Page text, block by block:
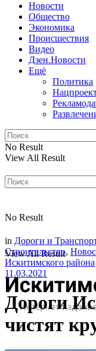
Новости
Общество
Экономика
Происшествия
Видео
Дзен.Новости
Ещё
Политика
No Result
View All Result
No Result
View All Result
in Дороги и
Строительство,
Искитимского района
11.03.2021
Дороги
чистят